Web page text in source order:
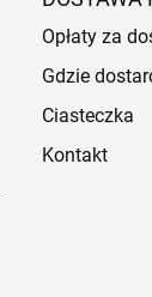
Opłaty za
Gdzie
Ciasteczka
Kontakt